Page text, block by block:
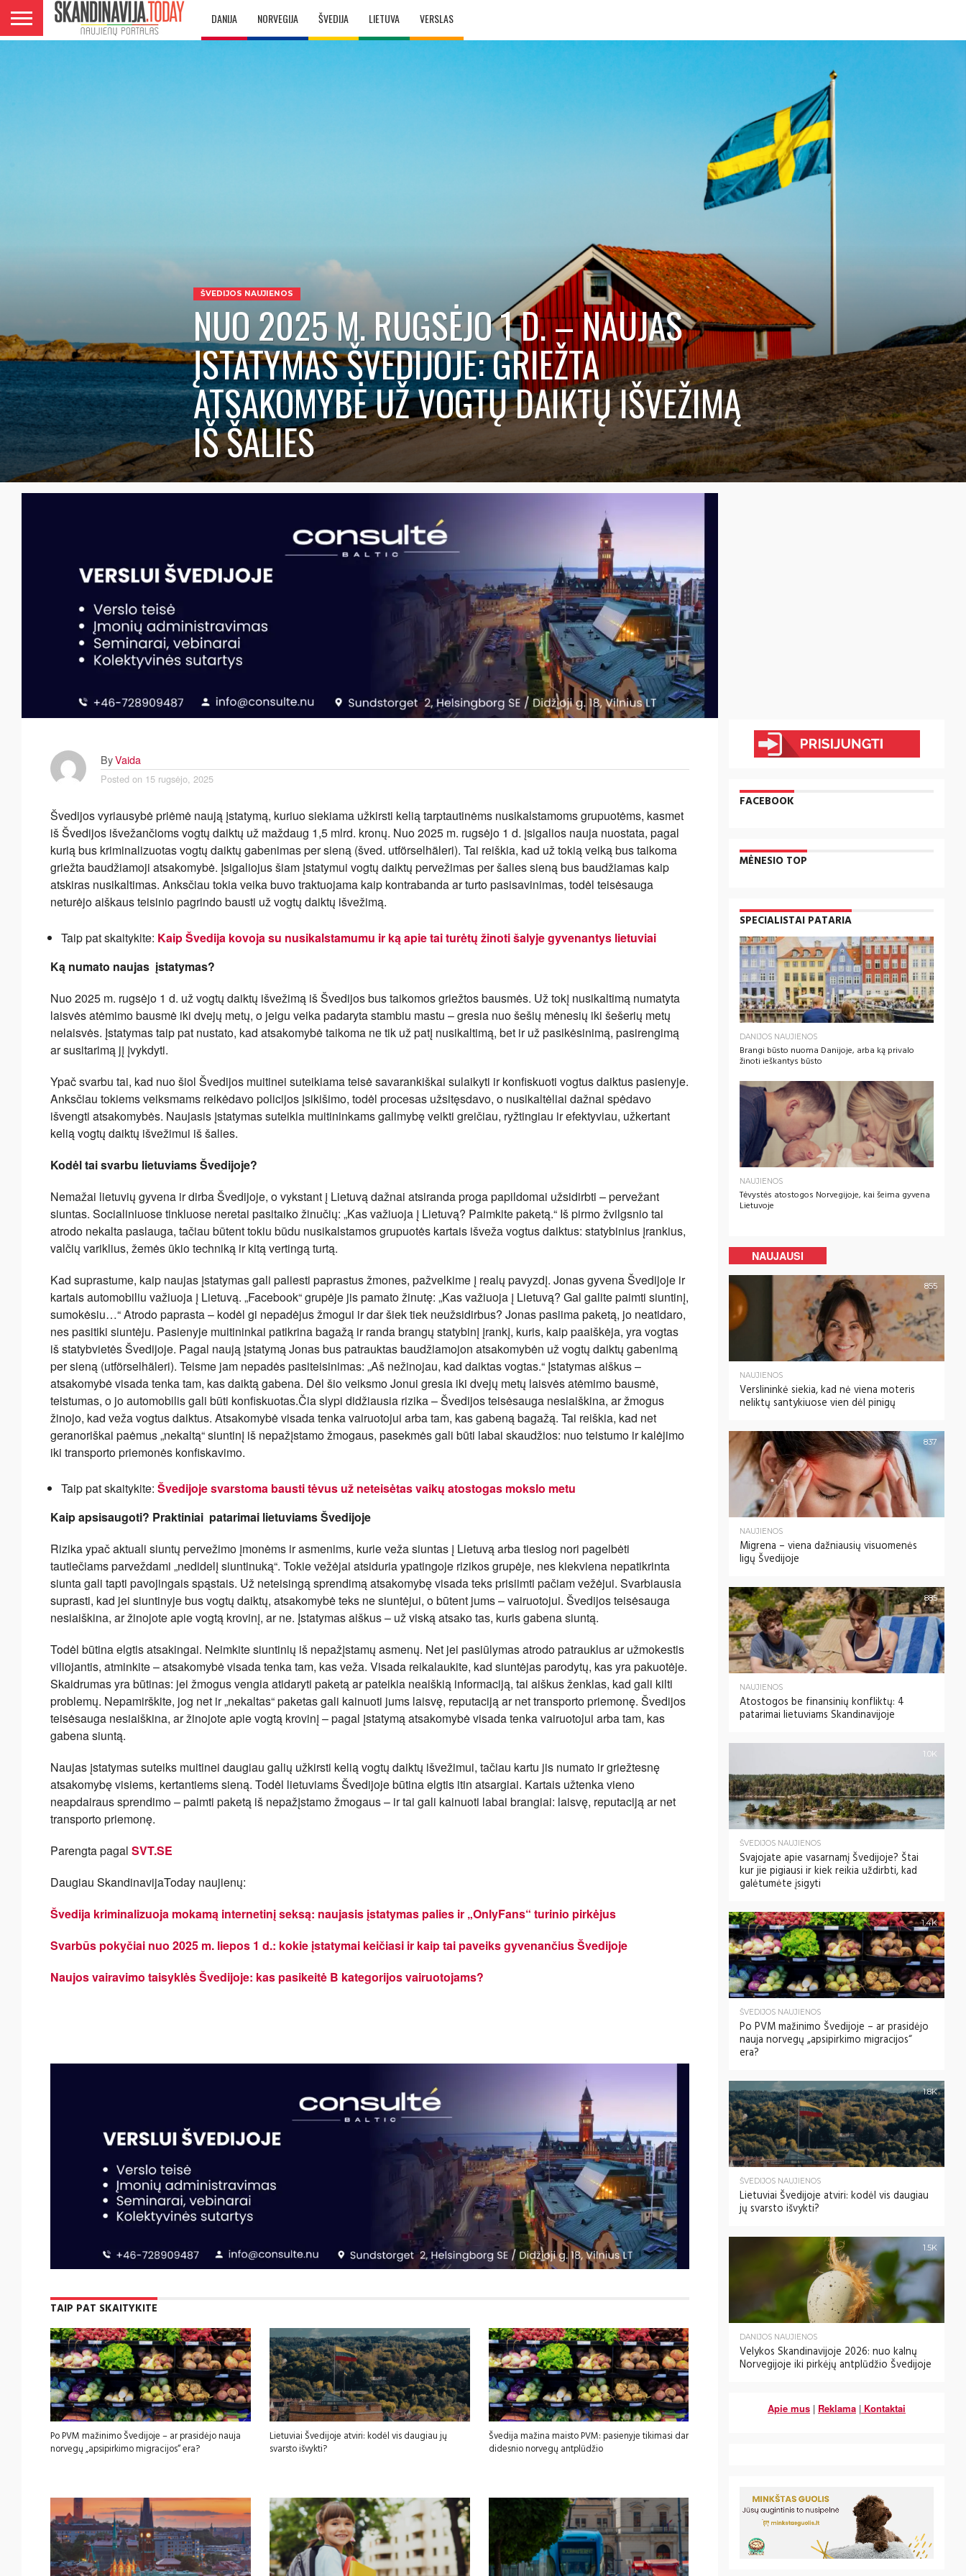
DANIJA NORVEGIJA ŠVEDIJA LIETUVA VERSLAS
ŠVEDIJOS NAUJIENOS
NUO 2025 M. RUGSĖJO 1 D. – NAUJAS
ĮSTATYMAS ŠVEDIJOJE: GRIEŽTA
ATSAKOMYBĖ UŽ VOGTŲ DAIKTŲ IŠVEŽIMĄ
IŠ ŠALIES
ByVaida
Posted on 15 rugsėjo, 2025
Švedijos vyriausybė priėmė naują įstatymą, kuriuo siekiama užkirsti kelią tarptautinėms nusikalstamoms grupuotėms, kasmet
iš Švedijos išvežančioms vogtų daiktų už maždaug 1,5 mlrd. kronų. Nuo 2025 m. rugsėjo 1 d. įsigalios nauja nuostata, pagal
kurią bus kriminalizuotas vogtų daiktų gabenimas per sieną (šved. utförselhäleri). Tai reiškia, kad už tokią veiką bus taikoma
griežta baudžiamoji atsakomybė. Įsigaliojus šiam įstatymui vogtų daiktų pervežimas per šalies sieną bus baudžiamas kaip
atskiras nusikaltimas. Anksčiau tokia veika buvo traktuojama kaip kontrabanda ar turto pasisavinimas, todėl teisėsauga
neturėjo aiškaus teisinio pagrindo bausti už vogtų daiktų išvežimą.
Taip pat skaitykite: Kaip Švedija kovoja su nusikalstamumu ir ką apie tai turėtų žinoti šalyje gyvenantys lietuviai
Ką numato naujas įstatymas?
Nuo 2025 m. rugsėjo 1 d. už vogtų daiktų išvežimą iš Švedijos bus taikomos griežtos bausmės. Už tokį nusikaltimą numatyta
laisvės atėmimo bausmė iki dvejų metų, o jeigu veika padaryta stambiu mastu – gresia nuo šešių mėnesių iki šešerių metų
nelaisvės. Įstatymas taip pat nustato, kad atsakomybė taikoma ne tik už patį nusikaltimą, bet ir už pasikėsinimą, pasirengimą
ar susitarimą jį įvykdyti.
Ypač svarbu tai, kad nuo šiol Švedijos muitinei suteikiama teisė savarankiškai sulaikyti ir konfiskuoti vogtus daiktus pasienyje.
Anksčiau tokiems veiksmams reikėdavo policijos įsikišimo, todėl procesas užsitęsdavo, o nusikaltėliai dažnai spėdavo
išvengti atsakomybės. Naujasis įstatymas suteikia muitininkams galimybę veikti greičiau, ryžtingiau ir efektyviau, užkertant
kelią vogtų daiktų išvežimui iš šalies.
Kodėl tai svarbu lietuviams Švedijoje?
Nemažai lietuvių gyvena ir dirba Švedijoje, o vykstant į Lietuvą dažnai atsiranda proga papildomai užsidirbti – pervežant
siuntas. Socialiniuose tinkluose neretai pasitaiko žinučių: „Kas važiuoja į Lietuvą? Paimkite paketą.“ Iš pirmo žvilgsnio tai
atrodo nekalta paslauga, tačiau būtent tokiu būdu nusikalstamos grupuotės kartais išveža vogtus daiktus: statybinius įrankius,
valčių variklius, žemės ūkio techniką ir kitą vertingą turtą.
Kad suprastume, kaip naujas įstatymas gali paliesti paprastus žmones, pažvelkime į realų pavyzdį. Jonas gyvena Švedijoje ir
kartais automobiliu važiuoja į Lietuvą. „Facebook“ grupėje jis pamato žinutę: „Kas važiuoja į Lietuvą? Gal galite paimti siuntinį,
sumokėsiu…“ Atrodo paprasta – kodėl gi nepadėjus žmogui ir dar šiek tiek neužsidirbus? Jonas pasiima paketą, jo neatidaro,
nes pasitiki siuntėju. Pasienyje muitininkai patikrina bagažą ir randa brangų statybinį įrankį, kuris, kaip paaiškėja, yra vogtas
iš statybvietės Švedijoje. Pagal naują įstatymą Jonas bus patrauktas baudžiamojon atsakomybėn už vogtų daiktų gabenimą
per sieną (utförselhäleri). Teisme jam nepadės pasiteisinimas: „Aš nežinojau, kad daiktas vogtas.“ Įstatymas aiškus –
atsakomybė visada tenka tam, kas daiktą gabena. Dėl šio veiksmo Jonui gresia iki dvejų metų laisvės atėmimo bausmė,
teistumas, o jo automobilis gali būti konfiskuotas.Čia slypi didžiausia rizika – Švedijos teisėsauga nesiaiškina, ar žmogus
žinojo, kad veža vogtus daiktus. Atsakomybė visada tenka vairuotojui arba tam, kas gabeną bagažą. Tai reiškia, kad net
geranoriškai paėmus „nekaltą“ siuntinį iš nepažįstamo žmogaus, pasekmės gali būti labai skaudžios: nuo teistumo ir kalėjimo
iki transporto priemonės konfiskavimo.
Taip pat skaitykite:Švedijoje svarstoma bausti tėvus už neteisėtas vaikų atostogas mokslo metu
Kaip apsisaugoti? Praktiniai patarimai lietuviams Švedijoje
Rizika ypač aktuali siuntų pervežimo įmonėms ir asmenims, kurie veža siuntas į Lietuvą arba tiesiog nori pagelbėti
tautiečiams parveždami „nedidelį siuntinuką“. Tokie vežėjai atsiduria ypatingoje rizikos grupėje, nes kiekviena nepatikrinta
siunta gali tapti pavojingais spąstais. Už neteisingą sprendimą atsakomybę visada teks prisiimti pačiam vežėjui. Svarbiausia
suprasti, kad jei siuntinyje bus vogtų daiktų, atsakomybė teks ne siuntėjui, o būtent jums – vairuotojui. Švedijos teisėsauga
nesiaiškina, ar žinojote apie vogtą krovinį, ar ne. Įstatymas aiškus – už viską atsako tas, kuris gabena siuntą.
Todėl būtina elgtis atsakingai. Neimkite siuntinių iš nepažįstamų asmenų. Net jei pasiūlymas atrodo patrauklus ar užmokestis
viliojantis, atminkite – atsakomybė visada tenka tam, kas veža. Visada reikalaukite, kad siuntėjas parodytų, kas yra pakuotėje.
Skaidrumas yra būtinas: jei žmogus vengia atidaryti paketą ar pateikia neaiškią informaciją, tai aiškus ženklas, kad gali kilti
problemų. Nepamirškite, jog net ir „nekaltas“ paketas gali kainuoti jums laisvę, reputaciją ar net transporto priemonę. Švedijos
teisėsauga nesiaiškina, ar žinojote apie vogtą krovinį – pagal įstatymą atsakomybė visada tenka vairuotojui arba tam, kas
gabena siuntą.
Naujas įstatymas suteiks muitinei daugiau galių užkirsti kelią vogtų daiktų išvežimui, tačiau kartu jis numato ir griežtesnę
atsakomybę visiems, kertantiems sieną. Todėl lietuviams Švedijoje būtina elgtis itin atsargiai. Kartais užtenka vieno
neapdairaus sprendimo – paimti paketą iš nepažįstamo žmogaus – ir tai gali kainuoti labai brangiai: laisvę, reputaciją ar net
transporto priemonę.
Parengta pagalSVT.SE
Daugiau SkandinavijaToday naujienų:
Švedija kriminalizuoja mokamą internetinį seksą: naujasis įstatymas palies ir „OnlyFans“ turinio pirkėjus
Svarbūs pokyčiai nuo 2025 m. liepos 1 d.: kokie įstatymai keičiasi ir kaip tai paveiks gyvenančius Švedijoje
Naujos vairavimo taisyklės Švedijoje: kas pasikeitė B kategorijos vairuotojams?
TAIP PAT SKAITYKITE
Po PVM mažinimo Švedijoje – ar prasidėjo nauja
norvegų „apsipirkimo migracijos“ era?
Lietuviai Švedijoje atviri: kodėl vis daugiau jų
svarsto išvykti?
Švedija mažina maisto PVM: pasienyje tikimasi dar
didesnio norvegų antplūdžio
FACEBOOK
MĖNESIO TOP
SPECIALISTAI PATARIA
DANIJOS NAUJIENOS
Brangi būsto nuoma Danijoje, arba ką privalo
žinoti ieškantys būsto
NAUJIENOS
Tėvystės atostogos Norvegijoje, kai šeima gyvena
Lietuvoje
NAUJAUSI
855
NAUJIENOS
Verslininkė siekia, kad nė viena moteris
neliktų santykiuose vien dėl pinigų
837
NAUJIENOS
Migrena – viena dažniausių visuomenės
ligų Švedijoje
885
NAUJIENOS
Atostogos be finansinių konfliktų: 4
patarimai lietuviams Skandinavijoje
1.0K
ŠVEDIJOS NAUJIENOS
Svajojate apie vasarnamį Švedijoje? Štai
kur jie pigiausi ir kiek reikia uždirbti, kad
galėtumėte įsigyti
1.4K
ŠVEDIJOS NAUJIENOS
Po PVM mažinimo Švedijoje – ar prasidėjo
nauja norvegų „apsipirkimo migracijos“
era?
1.8K
ŠVEDIJOS NAUJIENOS
Lietuviai Švedijoje atviri: kodėl vis daugiau
jų svarsto išvykti?
1.5K
DANIJOS NAUJIENOS
Velykos Skandinavijoje 2026: nuo kalnų
Norvegijoje iki pirkėjų antplūdžio Švedijoje
Apie mus | Reklama | Kontaktai